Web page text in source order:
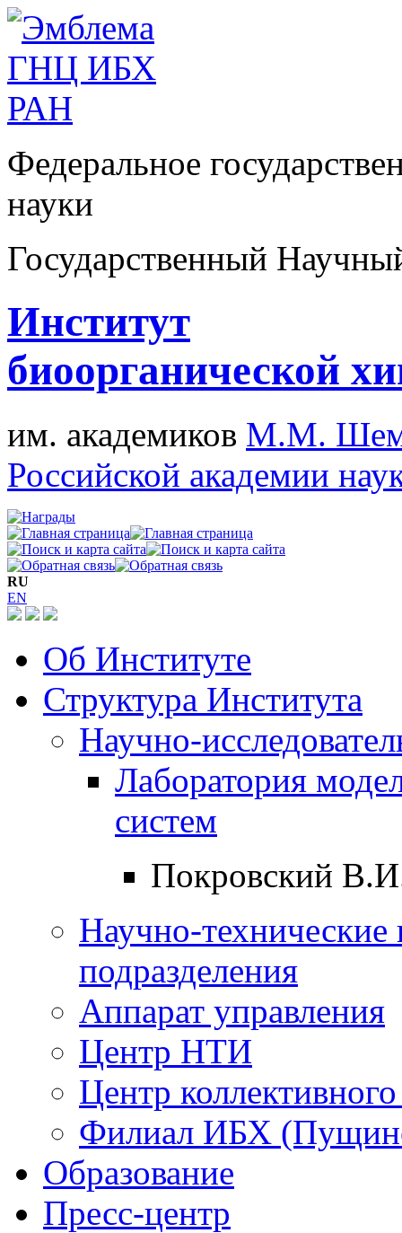
Федеральное
науки
Государственный
Институт
биоорганической
им. академиков М.М.
Российской академии
RU
EN
Об Институте
Структура Института
Научно-
Лаборатория
систем
Покровский
Научно-технические
подразделения
Аппарат управления
Центр НТИ
Центр
Филиал ИБХ
Образование
Пресс-центр